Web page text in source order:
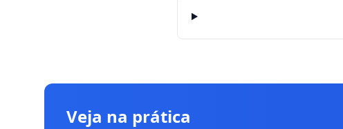
Veja na prática